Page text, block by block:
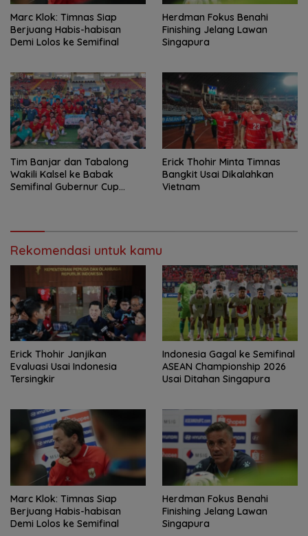
Marc Klok: Timnas Siap
Berjuang Habis-habisan
Demi Lolos ke Semifinal
Herdman Fokus Benahi
Finishing Jelang Lawan
Singapura
Tim Banjar dan Tabalong
Wakili Kalsel ke Babak
Semifinal Gubernur Cup
Erick Thohir Minta Timnas
Bangkit Usai Dikalahkan
Vietnam
Rekomendasi untuk kamu
Erick Thohir Janjikan
Evaluasi Usai Indonesia
Tersingkir
Indonesia Gagal ke Semifinal
ASEAN Championship 2026
Usai Ditahan Singapura
Marc Klok: Timnas Siap
Berjuang Habis-habisan
Demi Lolos ke Semifinal
Herdman Fokus Benahi
Finishing Jelang Lawan
Singapura